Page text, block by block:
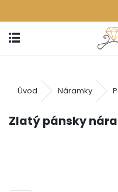
Úvod Náramky
Zlatý pánsky